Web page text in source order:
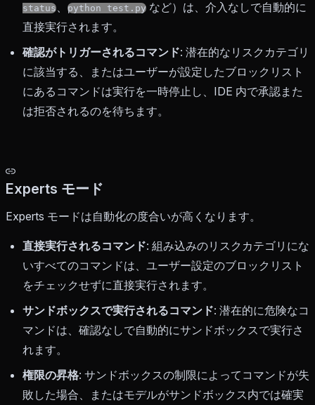
status python test.py など）は、介入なしで自動的に
直接実行されます。
確認がトリガーされるコマンド: 潜在的なリスクカテゴリ
に該当する、またはユーザーが設定したブロックリスト
にあるコマンドは実行を一時停止し、IDE 内で承認また
は拒否されるのを待ちます。
Experts モード
Experts モードは自動化の度合いが高くなります。
直接実行されるコマンド: 組み込みのリスクカテゴリにな
いすべてのコマンドは、ユーザー設定のブロックリスト
をチェックせずに直接実行されます。
サンドボックスで実行されるコマンド: 潜在的に危険なコ
マンドは、確認なしで自動的にサンドボックスで実行さ
れます。
権限の昇格: サンドボックスの制限によってコマンドが失
敗した場合、またはモデルがサンドボックス内では確実